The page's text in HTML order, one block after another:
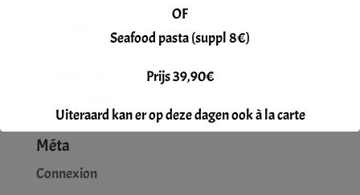
Méta
Connexion
OF
Seafood pasta (suppl 8€)
Prijs 39,90€
Uiteraard kan er op deze dagen ook à la carte